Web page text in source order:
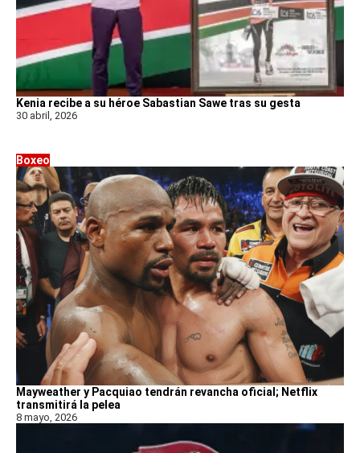
Kenia recibe a su héroe Sabastian Sawe tras su gesta
30 abril, 2026
Boxeo
Mayweather y Pacquiao tendrán revancha oficial; Netflix
transmitirá la pelea
8 mayo, 2026